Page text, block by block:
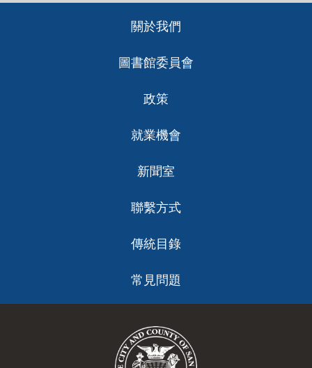
關於我們
圖書館委員會
政策
就業機會
新聞室
聯繫方式
傳統目錄
常見問題